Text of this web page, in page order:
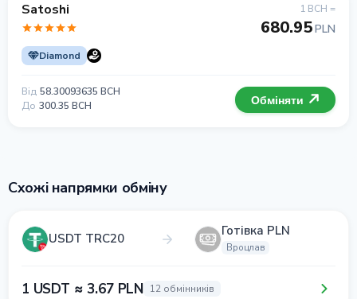
Satoshi
Diamond
1 BCH =
680.95PLN
Від 58.30093635 BCH
До 300.35 BCH Обміняти
Схожі напрямки обміну
USDT TRC20 Готівка PLN
Вроцлав
1 USDT ≈ 3.67 PLN 12 обмінників